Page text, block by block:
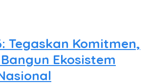
Tegaskan Komitmen,
Ekosistem